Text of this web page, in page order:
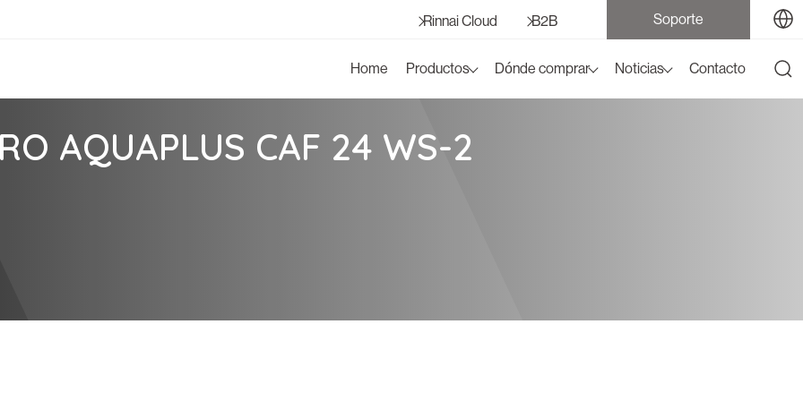
Rinnai Cloud B2B Soporte
Home Productos Dónde comprar Noticias Contacto
AQUAPLUS CAF 24 WS-2